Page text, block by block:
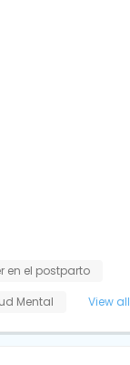
en el postparto
Mental View all